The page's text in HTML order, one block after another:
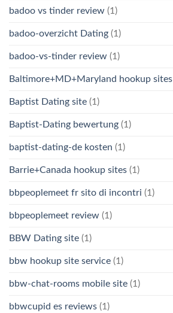
badoo vs tinder review (1)
badoo-overzicht Dating (1)
badoo-vs-tinder review (1)
Baltimore+MD+Maryland hookup sites
Baptist Dating site (1)
Baptist-Dating bewertung (1)
baptist-dating-de kosten (1)
Barrie+Canada hookup sites (1)
bbpeoplemeet fr sito di incontri (1)
bbpeoplemeet review (1)
BBW Dating site (1)
bbw hookup site service (1)
bbw-chat-rooms mobile site (1)
bbwcupid es reviews (1)